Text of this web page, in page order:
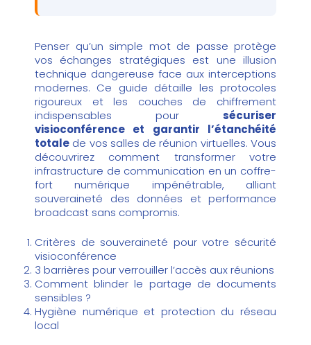
Penser qu’un simple mot de passe protège
vos échanges stratégiques est une illusion
technique dangereuse face aux interceptions
modernes. Ce guide détaille les protocoles
rigoureux et les couches de chiffrement
indispensables pour sécuriser
visioconférence et garantir l’étanchéité
totale de vos salles de réunion virtuelles. Vous
découvrirez comment transformer votre
infrastructure de communication en un coffre-
fort numérique impénétrable, alliant
souveraineté des données et performance
broadcast sans compromis.
Critères de souveraineté pour votre sécurité
visioconférence
3 barrières pour verrouiller l’accès aux réunions
Comment blinder le partage de documents
sensibles ?
Hygiène numérique et protection du réseau
local